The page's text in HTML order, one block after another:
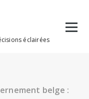
éclairées
belge :